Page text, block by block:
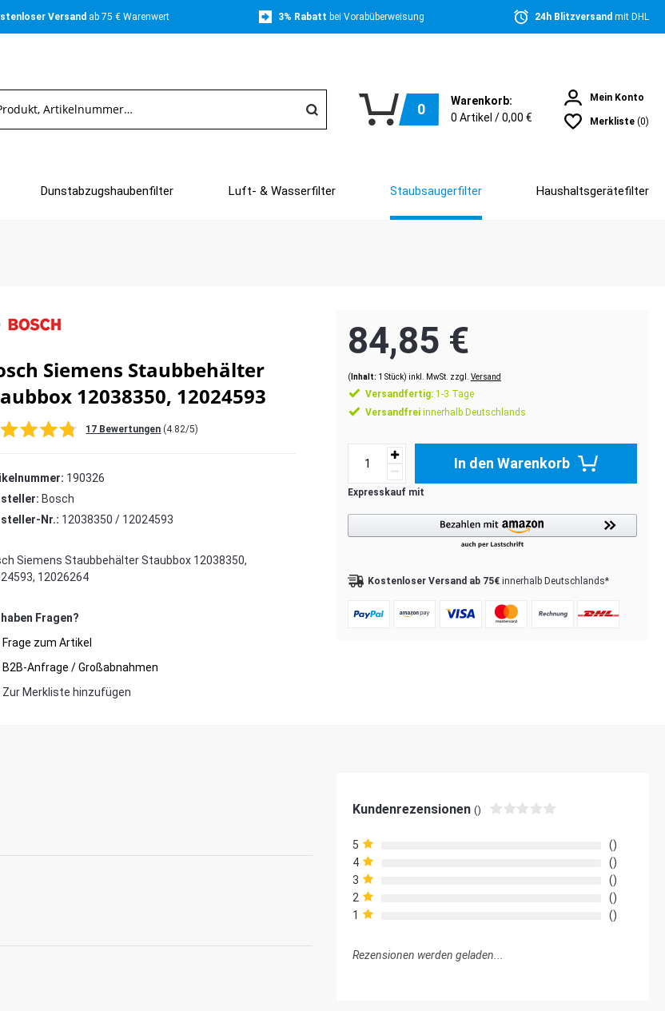
Versand ab 75 € Warenwert 3% Rabatt bei Vorabüberweisung 24h Blitzversand mit DHL
0
Warenkorb:
0 Artikel /0,00 €
Mein Konto
Merkliste (0)
Dunstabzugshaubenfilter Luft- & Wasserfilter Staubsaugerfilter Haushaltsgerätefilter
Siemens Staubbehälter
12038350, 12024593
17 Bewertungen (4.82/5)
190326
Bosch
Nr.: 12038350 / 12024593
Siemens Staubbehälter Staubbox 12038350,
12026264
Frage zum Artikel
B2B-Anfrage / Großabnahmen
84,85 €
( Inhalt: 1 Stück) inkl. MwSt. zzgl. Versand
Versandfertig:1-3 Tage
Versandfreiinnerhalb Deutschlands
In den Warenkorb
Kostenloser Versand ab 75€innerhalb Deutschlands*
Kundenrezensionen ()
5
4
3
2
1
Rezensionen werden geladen...